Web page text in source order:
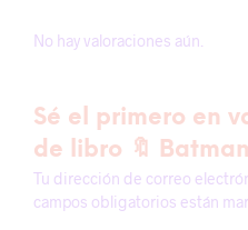
No hay valoraciones aún.
Sé el primero en
de libro 🔖
Tu dirección de correo
campos obligatorios están